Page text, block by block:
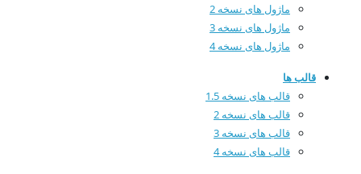
ماژول های نسخه 2
ماژول های نسخه 3
ماژول های نسخه 4
قالب ها
قالب های نسخه 1.5
قالب های نسخه 2
قالب های نسخه 3
قالب های نسخه 4